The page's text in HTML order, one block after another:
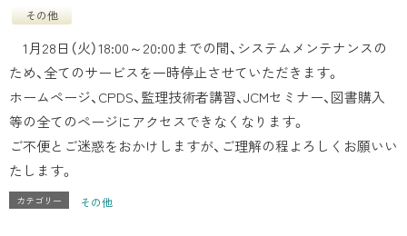
その他
1月28日（火）18:00～20:00までの間、システムメンテナンスの
ため、全てのサービスを一時停止させていただきます。
ホームページ、CPDS、監理技術者講習、JCMセミナー、図書購入
等の全てのページにアクセスできなくなります。
ご不便とご迷惑をおかけしますが、ご理解の程よろしくお願いい
たします。
カテゴリー その他